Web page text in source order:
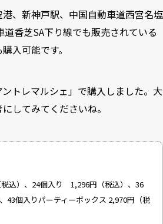
、新神戸駅、中国自動車道西宮名塩
香芝SA下り線でも販売されている
入可能です。
トレマルシェ」で購入しました。大
してみてくださいね。
込）、24個入り 1,296円（税込）、36
個入りパーティーボックス 2,970円（税